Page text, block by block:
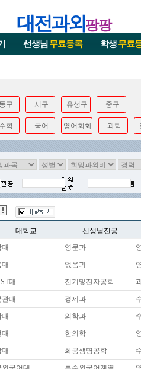
대전과외팡팡
선생님 무료등록 학생무료
동구 서구 유성구 중구
수학 국어 영어회화 과학
대학교 선생님전공
영문과
없음과
대 전기및전자공학
관대 경제과
의학과
한의학
화공생명공학